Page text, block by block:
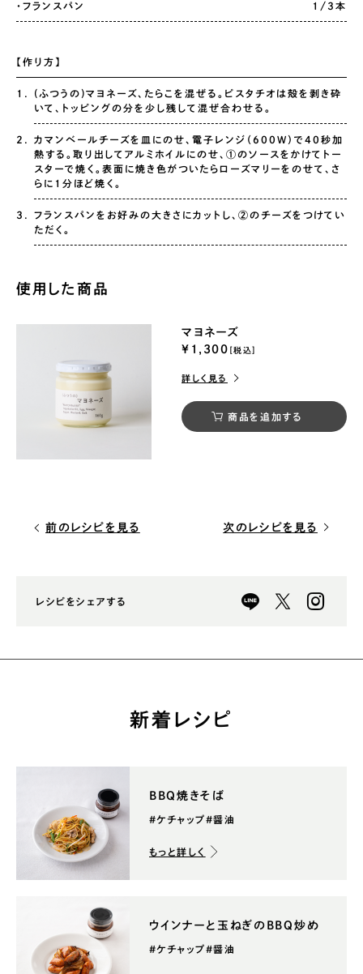
・フランスパン 1/3本
【作り方】
(ふつうの)マヨネーズ、たらこを混ぜる。ピスタチオは殻を剥き砕
いて、トッピングの分を少し残して混ぜ合わせる。
カマンベールチーズを皿にのせ、電子レンジ（600W）で40秒加
熱する。取り出してアルミホイルにのせ、①のソースをかけてトー
スターで焼く。表面に焼き色がついたらローズマリーをのせて、さ
らに1分ほど焼く。
フランスパンをお好みの大きさにカットし、②のチーズをつけてい
ただく。
使用した商品
マヨネーズ
¥1,300 [税込]
詳しく見る
商品を追加する
前のレシピを見る 次のレシピを見る
レシピをシェアする
新着レシピ
BBQ焼きそば
#ケチャップ#醤油
もっと詳しく
ウインナーと玉ねぎのBBQ炒め
#ケチャップ#醤油